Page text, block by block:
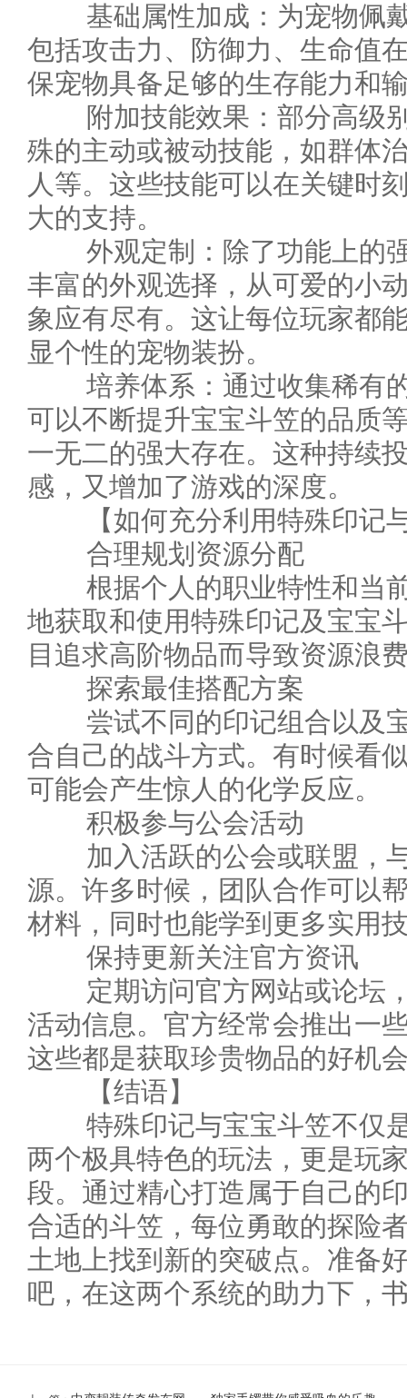
基础属性加成：为宠物佩
包括攻击力、防御力、生命值
保宠物具备足够的生存能力和
附加技能效果：部分高级
殊的主动或被动技能，如群体
人等。这些技能可以在关键时
大的支持。
外观定制：除了功能上的
丰富的外观选择，从可爱的小
象应有尽有。这让每位玩家都
显个性的宠物装扮。
培养体系：通过收集稀有
可以不断提升宝宝斗笠的品质
一无二的强大存在。这种持续
感，又增加了游戏的深度。
【如何充分利用特殊印记
合理规划资源分配
根据个人的职业特性和当
地获取和使用特殊印记及宝宝
目追求高阶物品而导致资源浪
探索最佳搭配方案
尝试不同的印记组合以及
合自己的战斗方式。有时候看
可能会产生惊人的化学反应。
积极参与公会活动
加入活跃的公会或联盟，
源。许多时候，团队合作可以
材料，同时也能学到更多实用
保持更新关注官方资讯
定期访问官方网站或论坛
活动信息。官方经常会推出一
这些都是获取珍贵物品的好机
【结语】
特殊印记与宝宝斗笠不仅
两个极具特色的玩法，更是玩
段。通过精心打造属于自己的
合适的斗笠，每位勇敢的探险
土地上找到新的突破点。准备
吧，在这两个系统的助力下，